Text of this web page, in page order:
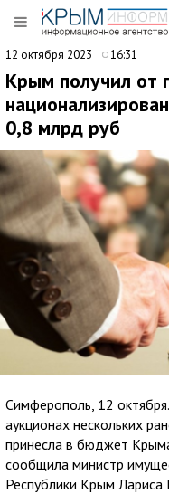
12 октября 2023 16:31
Крым получил от
0,8 млрд руб
Симферополь, 12
аукционах нескольких
принесла в бюджет
сообщила министр
Республики Крым Лариса